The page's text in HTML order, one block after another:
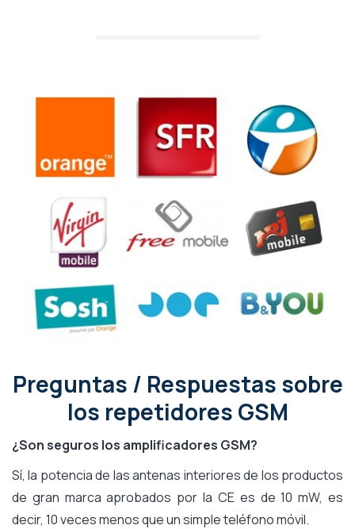
Preguntas / Respuestas sobre
los repetidores GSM
¿Son seguros los amplificadores GSM?
Sí, la potencia de las antenas interiores de los productos
de gran marca aprobados por la CE es de 10 mW, es
decir, 10 veces menos que un simple teléfono móvil.